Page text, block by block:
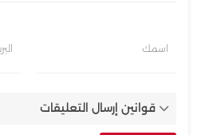
اسمك
قوانين إرسال التعليقات